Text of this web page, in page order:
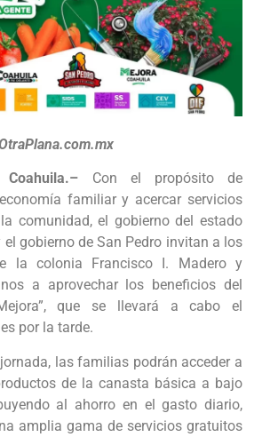
Con el propósito de
familiar y acercar servicios
comunidad, el gobierno del estado
el gobierno de San Pedro invitan a los
la colonia Francisco I. Madero y
a aprovechar los beneficios del
que se llevará a cabo el
por la tarde.
las familias podrán acceder a
de la canasta básica a bajo
al ahorro en el gasto diario,
amplia gama de servicios gratuitos